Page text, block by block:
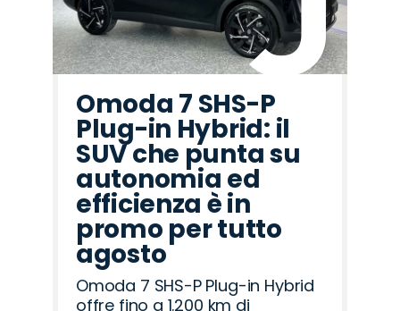
Omoda 7 SHS-P
Plug-in Hybrid: il
SUV che punta su
autonomia ed
efficienza è in
promo per tutto
agosto
Omoda 7 SHS-P Plug-in Hybrid
offre fino a 1.200 km di